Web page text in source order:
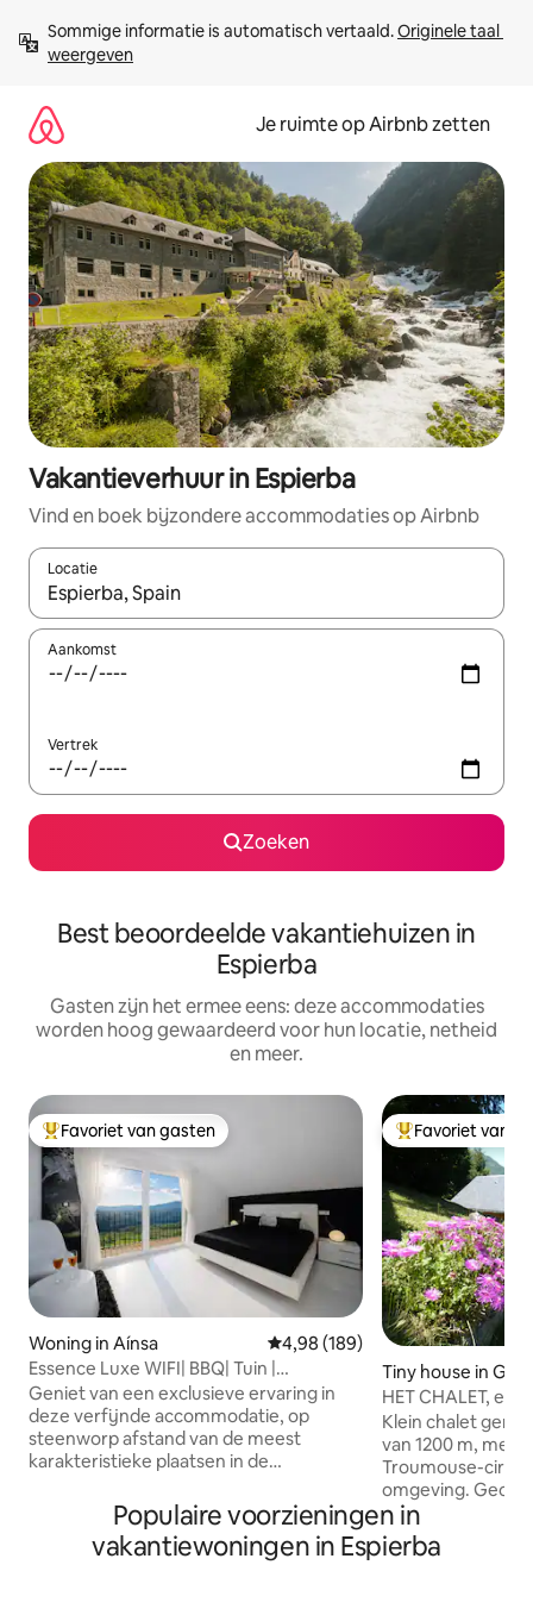
direct
naar
Sommige informatie is automatisch vertaald. Originele taal
weergeven
Je ruimte op Airbnb zetten
Vakantieverhuur in Espierba
Vind en boek bijzondere accommodaties op Airbnb
Locatie
Wanneer er suggesties beschikbaar zijn, maak je een keuze
Aankomst
Vertrek
Zoeken
Best beoordeelde vakantiehuizen in
Espierba
Gasten zijn het ermee eens: deze accommodaties
worden hoog gewaardeerd voor hun locatie, netheid
en meer.
Topfavoriet van gasten
Favoriet van gasten
Woning in Aínsa Gemiddelde beoordeling van
4,98 (189)
Essence Luxe WIFI| BBQ| Tuin |
Parking|Bad
Geniet van een exclusieve ervaring in
deze verfijnde accommodatie, op
steenworp afstand van de meest
karakteristieke plaatsen in de
en elegantie te combineren. Wifi| BBQ|
Tuin | Speelruimte voor kinderen | Hot
tub | Parkeren Ontdek het historische
Topfavoriet van
Favoriet van
Tiny house in
HET CHALET,
Klein chalet
van 1200 m, met
Troumouse-
omgeving.
niet naar een
en het beeld zijn
verzekerd door
Populaire voorzieningen in
vakantiewoningen in Espierba